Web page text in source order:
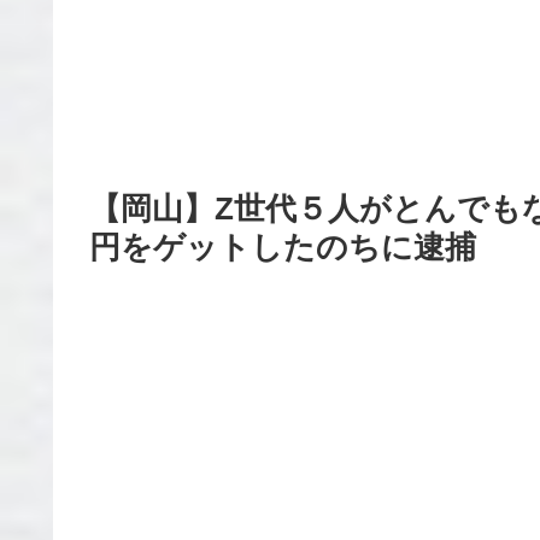
【岡山】Z世代５人がとんで
円をゲットしたのちに逮捕